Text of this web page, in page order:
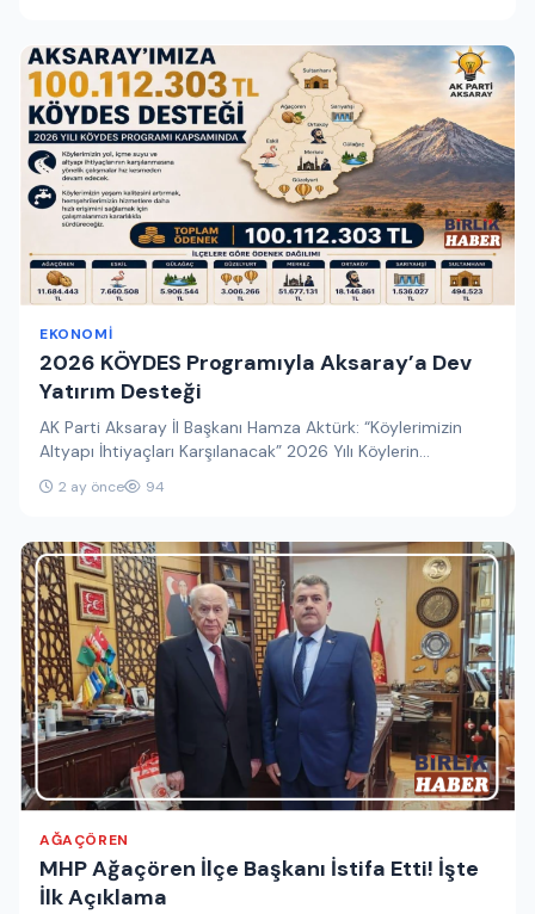
EKONOMI
2026 KÖYDES Programıyla Aksaray’a Dev
Yatırım Desteği
AK Parti Aksaray İl Başkanı Hamza Aktürk: “Köylerimizin
Altyapı İhtiyaçları Karşılanacak” 2026 Yılı Köylerin
Altyapısının Desteklenmesi Projesi (KÖYDES)…
2 ay önce 94
AĞAÇÖREN
MHP Ağaçören İlçe Başkanı İstifa Etti! İşte
İlk Açıklama